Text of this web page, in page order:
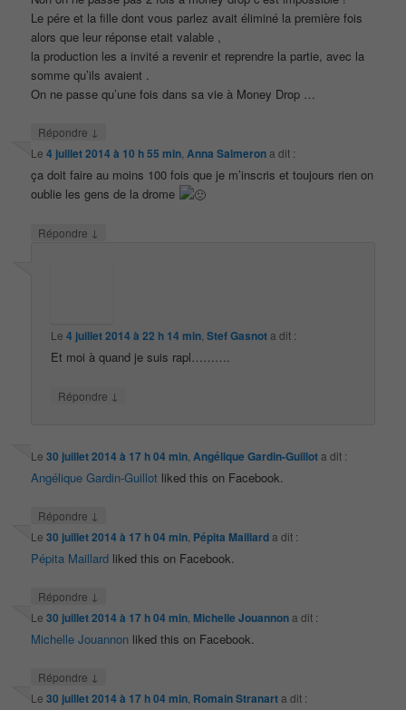
Le pére et la fille dont vous parlez avait éliminé la première fois
alors que leur réponse etait valable ,
la production les a invité a revenir et reprendre la partie, avec la
somme qu’ils avaient .
On ne passe qu’une fois dans sa vie à Money Drop …
Répondre ↓
Le4 juillet 2014 à 10 h 55 min Anna Salmerona dit :
ça doit faire au moins 100 fois que je m’inscris et toujours rien on
oublie les gens de la drome
Répondre ↓
Le4 juillet 2014 à 22 h 14 min,Stef Gasnota dit :
Et moi à quand je suis rapl……….
Répondre ↓
Le30 juillet 2014 à 17 h 04 min Angélique Gardin-Guillota dit :
Angélique Gardin-Guillot liked this on Facebook.
Répondre ↓
Le30 juillet 2014 à 17 h 04 min Pépita Maillarda dit :
Pépita Maillard liked this on Facebook.
Répondre ↓
Le30 juillet 2014 à 17 h 04 min Michelle Jouannona dit :
Michelle Jouannon liked this on Facebook.
Répondre ↓
Le30 juillet 2014 à 17 h 04 min Romain Stranarta dit :